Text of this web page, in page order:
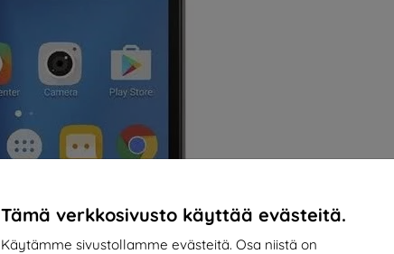
Tämä verkkosivusto käyttää evästeitä.
Käytämme sivustollamme evästeitä. Osa niistä on